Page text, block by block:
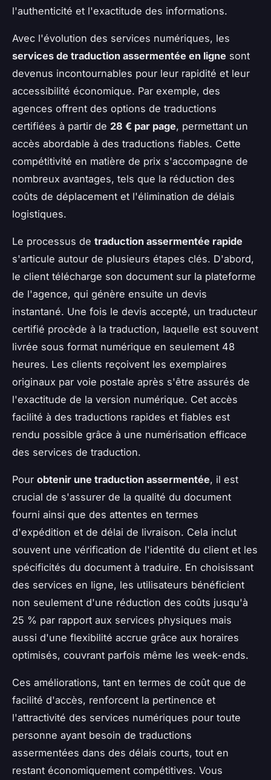
l'authenticité et l'exactitude des informations.
Avec l'évolution des services numériques, les
services de traduction assermentée en ligne sont
devenus incontournables pour leur rapidité et leur
accessibilité économique. Par exemple, des
agences offrent des options de traductions
certifiées à partir de 28 € par page, permettant un
accès abordable à des traductions fiables. Cette
compétitivité en matière de prix s'accompagne de
nombreux avantages, tels que la réduction des
coûts de déplacement et l'élimination de délais
logistiques.
Le processus de traduction assermentée rapide
s'articule autour de plusieurs étapes clés. D'abord,
le client télécharge son document sur la plateforme
de l'agence, qui génère ensuite un devis
instantané. Une fois le devis accepté, un traducteur
certifié procède à la traduction, laquelle est souvent
livrée sous format numérique en seulement 48
heures. Les clients reçoivent les exemplaires
originaux par voie postale après s'être assurés de
l'exactitude de la version numérique. Cet accès
facilité à des traductions rapides et fiables est
rendu possible grâce à une numérisation efficace
des services de traduction.
Pour obtenir une traduction assermentée, il est
crucial de s'assurer de la qualité du document
fourni ainsi que des attentes en termes
d'expédition et de délai de livraison. Cela inclut
souvent une vérification de l'identité du client et les
spécificités du document à traduire. En choisissant
des services en ligne, les utilisateurs bénéficient
non seulement d'une réduction des coûts jusqu'à
25 % par rapport aux services physiques mais
aussi d'une flexibilité accrue grâce aux horaires
optimisés, couvrant parfois même les week-ends.
Ces améliorations, tant en termes de coût que de
facilité d'accès, renforcent la pertinence et
l'attractivité des services numériques pour toute
personne ayant besoin de traductions
assermentées dans des délais courts, tout en
restant économiquement compétitives. Vous